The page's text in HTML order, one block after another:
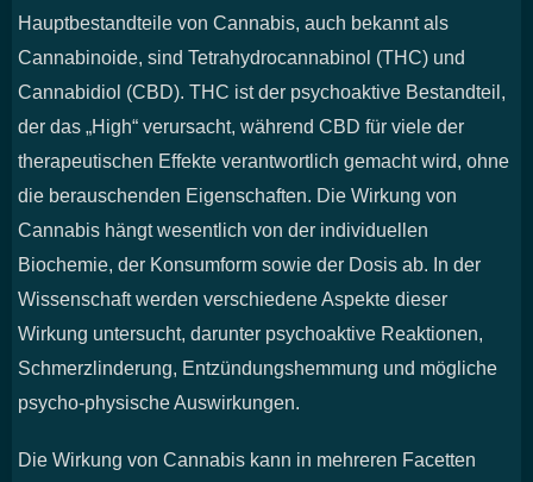
Hauptbestandteile von Cannabis, auch bekannt als
Cannabinoide, sind Tetrahydrocannabinol (THC) und
Cannabidiol (CBD). THC ist der psychoaktive Bestandteil,
der das „High“ verursacht, während CBD für viele der
therapeutischen Effekte verantwortlich gemacht wird, ohne
die berauschenden Eigenschaften. Die Wirkung von
Cannabis hängt wesentlich von der individuellen
Biochemie, der Konsumform sowie der Dosis ab. In der
Wissenschaft werden verschiedene Aspekte dieser
Wirkung untersucht, darunter psychoaktive Reaktionen,
Schmerzlinderung, Entzündungshemmung und mögliche
psycho-physische Auswirkungen.
Die Wirkung von Cannabis kann in mehreren Facetten